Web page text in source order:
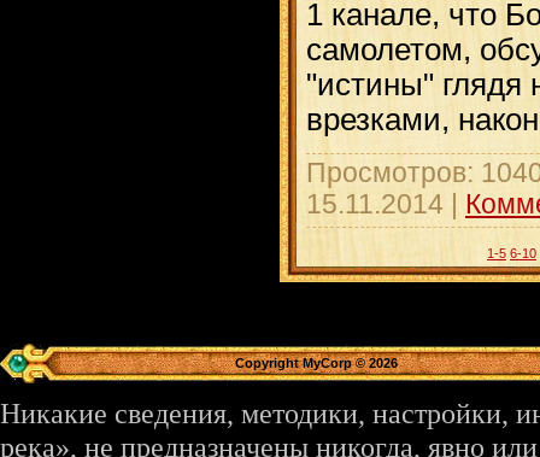
1 канале, что
самолетом,
"истины" глядя
врезками,
Просмотров:
15.11.2014
1-5 6-10
Copyright MyCorp © 2026
Никакие сведения, методики, настройки,
река», не предназначены никогда, явно